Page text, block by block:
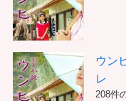
ウン
レ
208件